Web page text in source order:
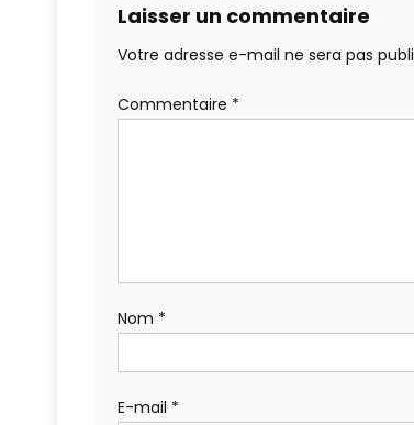
Laisser un commentaire
Votre adresse e-mail ne sera pas
Commentaire *
Nom *
E-mail *